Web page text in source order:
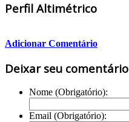
Perfil Altimétrico
Adicionar Comentário
Deixar seu comentário
Nome (Obrigatório):
Email (Obrigatório):